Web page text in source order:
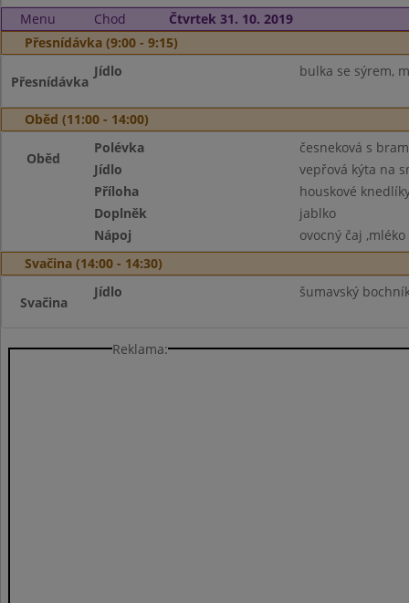
Menu Chod
Čtvrtek 31. 10. 2019
Přesnídávka (9:00 - 9:15)
Přesnídávka
Jídlo bulka se sýrem,
Oběd (11:00 - 14:00)
Oběd
Polévka
česneková s
Jídlo
vepřová kýta na
Příloha
houskové
Doplněk
jablko
Nápoj
ovocný čaj ,mléko
Svačina (14:00 - 14:30)
Svačina
Jídlo šumavský
Reklama: